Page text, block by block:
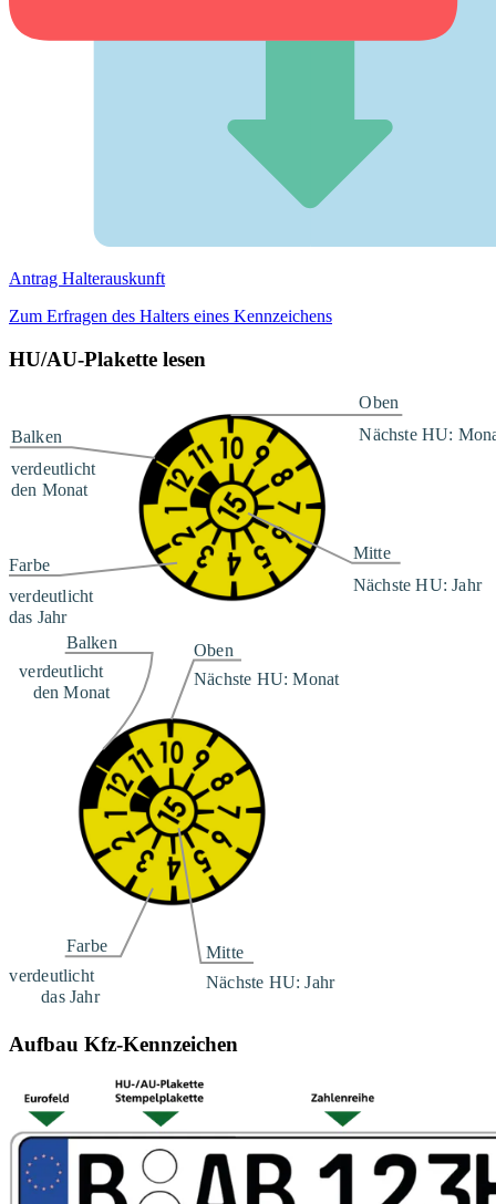
Antrag Halterauskunft
Zum Erfragen des Halters eines Kennzeichens
HU/AU-Plakette lesen
Aufbau Kfz-Kennzeichen